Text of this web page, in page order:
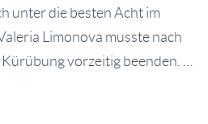
unter die besten Acht im
Limonova musste nach
vorzeitig beenden. …